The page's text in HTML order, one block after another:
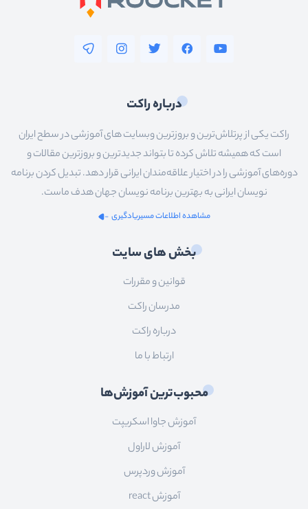
شبکه
سخت_افزار
عمومی
درباره راکت
راکت یکی از پرتلاش‌ترین و بروزترین وبسایت های آموزشی در سطح ایران
است که همیشه تلاش کرده تا بتواند جدیدترین و بروزترین مقالات و
دوره‌های آموزشی را در اختیار علاقه‌مندان ایرانی قرار دهد. تبدیل کردن برنامه
نویسان ایرانی به بهترین برنامه نویسان جهان هدف ماست.
مشاهده اطلاعات مسیریادگیری
بخش های سایت
قوانین و مقررات
مدرسان راکت
درباره راکت
ارتباط با ما
محبوب‌ترین آموزش‌ها
آموزش جاوا اسکریپت
آموزش لاراول
آموزش وردپرس
آموزش react